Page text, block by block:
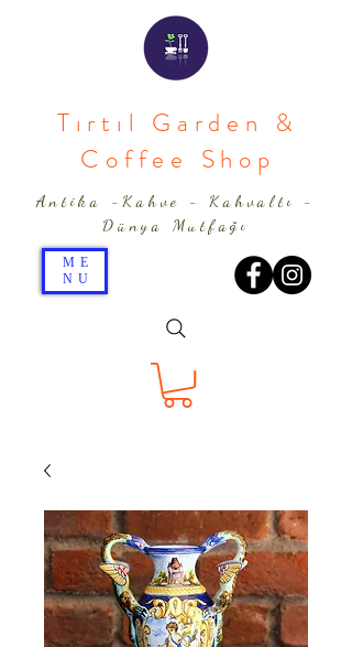
Tırtıl Garden &
Coffee Shop
ME
NU
Antika -Kahve - Kahvaltı -
Dünya Mutfağı